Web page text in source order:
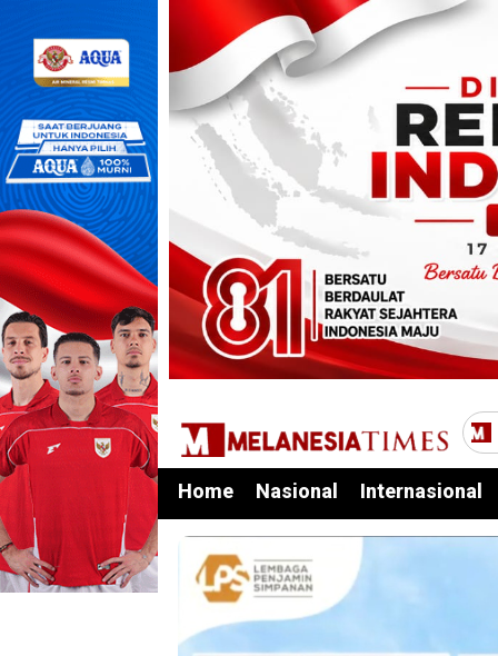
Home Nasional Internasional